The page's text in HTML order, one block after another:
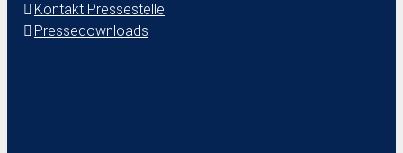
Kontakt Pressestelle
Pressedownloads